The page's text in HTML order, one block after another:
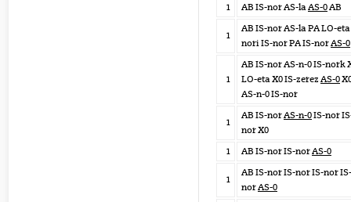
1
AB IS-nor AS-laAS-0AB
1
AB IS-nor AS-la PA LO-
nori IS-nor PA IS-norAS-0
1
AB IS-nor AS-n-0 IS-nork
LO-eta X0 IS-zerez AS-0
AS-n-0 IS-nor
1
AB IS-norAS-n-0IS-nor
nor X0
1
AB IS-nor IS-norAS-0
1
AB IS-nor IS-nor IS-nor IS-
norAS-0